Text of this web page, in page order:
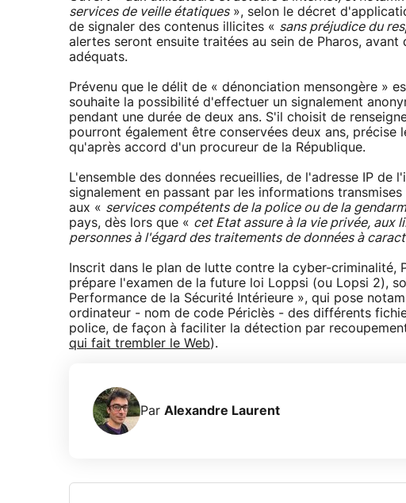
services de veille étatiques», selon le décret
de signaler des contenus illicites « sans préjudice du
alertes seront ensuite traitées au sein de Pharos,
adéquats.
Prévenu que le délit de « dénonciation mensongère »
souhaite la possibilité d'effectuer un signalement
pendant une durée de deux ans. S'il choisit de
pourront également être conservées deux ans,
qu'après accord d'un procureur de la République.
L'ensemble des données recueillies, de l'adresse IP
signalement en passant par les informations
aux « services compétents de la police ou de la
pays, dès lors que « cet Etat assure à la vie privée, aux
personnes à l'égard des traitements de données à
Inscrit dans le plan de lutte contre la cyber-criminalité,
prépare l'examen de la future loi Loppsi (ou Lopsi 2),
Performance de la Sécurité Intérieure », qui pose
ordinateur - nom de code Périclès - des différents
police, de façon à faciliter la détection par
qui fait trembler le Web).
Par Alexandre Laurent